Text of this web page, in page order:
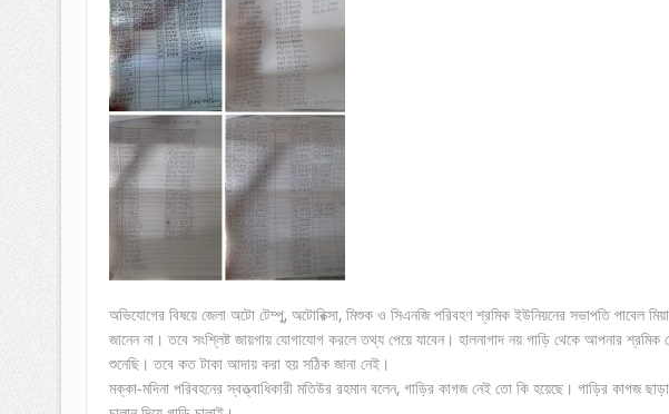
অভিযোগের বিষয়ে জেলা অটো টেম্পু, অটোরিক্সা, মিশুক ও সিএনজি পরিবহণ শ্রমিক ইউনিয়নের সভাপতি পাবেল
জানেন না। তবে সংশ্লিষ্ট জায়গায় যোগাযোগ করলে তথ্য পেয়ে যাবেন। হালনাগাদ নয় গাড়ি থেকে আপনার
শুনেছি। তবে কত টাকা আদায় করা হয় সঠিক জানা নেই।
মক্কা-মদিনা পরিবহনের স্বত্ত্বাধিকারী মতিউর রহমান বলেন, গাড়ির কাগজ নেই তো কি হয়েছে। গাড়ির কাগজ